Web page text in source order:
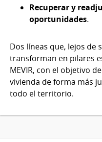
Recuperar y
oportunidades.
Dos líneas que, lejos de
transforman en pilares
MEVIR, con el objetivo
vivienda de forma más
todo el territorio.